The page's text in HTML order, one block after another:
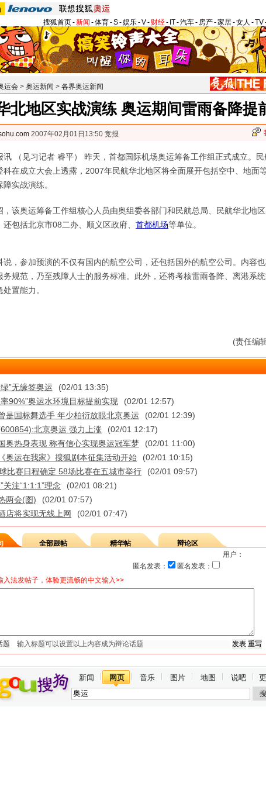
搜狐首页-新闻 -体育-S-娱乐-V- 财经- IT-汽车- 房产-家居-女人 -TV
运会 > 奥运新闻 > 各界奥运新闻
北地区实战演练 奥运期间雷雨备降提
2007年02月01日13:50 竞报
见习记者 睿平） 昨天，首都国际机场奥运筹备工作组正式成立。民
科在成立大会上透露，2007年民航华北地区将全面展开包括空中、地面
实战演练。
奥运筹备工作组核心人员由奥组委各部门和民航总局、民航华北地
还包括北京市08二办、顺义区政府、 首都机场等单位。
参加预演的不仅有国内的航空公司，还包括国外的航空公司。内容
务规范，乃至残障人士的服务标准。此外，还将考核雷雨备降、离港系
置能力。
(责任编
”无缘签奥运
(02/01 13:35)
90%”奥运水环境目标提前实现
(02/01 12:57)
是国标舞选手 年少柏衍放眼北京奥运
(02/01 12:39)
北京奥运 强力上涨
(02/01 12:17)
奥热身表现 称有信心实现奥运冠军梦
(02/01 11:00)
奥运在我家》搜狐剧本征集活动开始
(02/01 10:15)
比赛日程确定 58场比赛在五城市举行
(02/01 09:57)
关注“1:1:1”理念
(02/01 08:21)
两会(图)
(02/01 07:57)
店将实现无线上网 (02/01 07:47)
全部跟帖 精华帖
辩论区
用户：
匿名发表：
匿名发表：
入法发帖子，体验更流畅的中文输入>>
题
新闻 网页 音乐 图片 地图 说吧